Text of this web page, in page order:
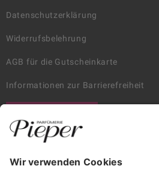
Datenschutzerklärung
Widerrufsbelehrung
AGB für die Gutscheinkarte
Informationen zur Barrierefreiheit